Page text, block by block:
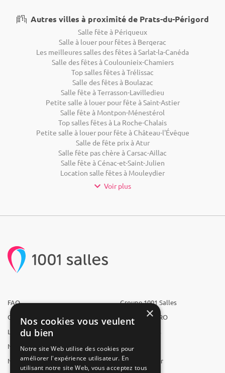
Autres villes à proximité de Prats-du-Périgord
Salle fête à Périgueux
Salle à louer pour fêtes à Bergerac
Les meilleures salles des fêtes à Sarlat-la-Canéda
Salle des fêtes à Coulounieix-Chamiers
Top salles fêtes à Trélissac
Salle des fêtes à Boulazac
Salle fête à Terrasson-Lavilledieu
Petite salle à louer pour fête à Saint-Astier
Salle fête à Montpon-Ménestérol
Top salles fêtes à La Roche-Chalais
Petite salle à louer pour fête à Château-l'Évêque
Salle de fête prix à Atur
Salle fête pas chère à Carsac-Aillac
Salle fête à Cénac-et-Saint-Julien
Location salle fêtes à Mouleydier
Voir plus
FAQ
Qui sommes-nous ?
L'équipe
Nous recrutons
Nos partenaires
Groupe 1001 Salles
1001 Salles PRO
1001 Traiteurs
1001 Artistes
Reserverunbar
×
Nos cookies vous veulent
du bien
Notre site Web utilise des cookies pour
améliorer l'expérience utilisateur. En
utilisant notre site Web, vous acceptez tous